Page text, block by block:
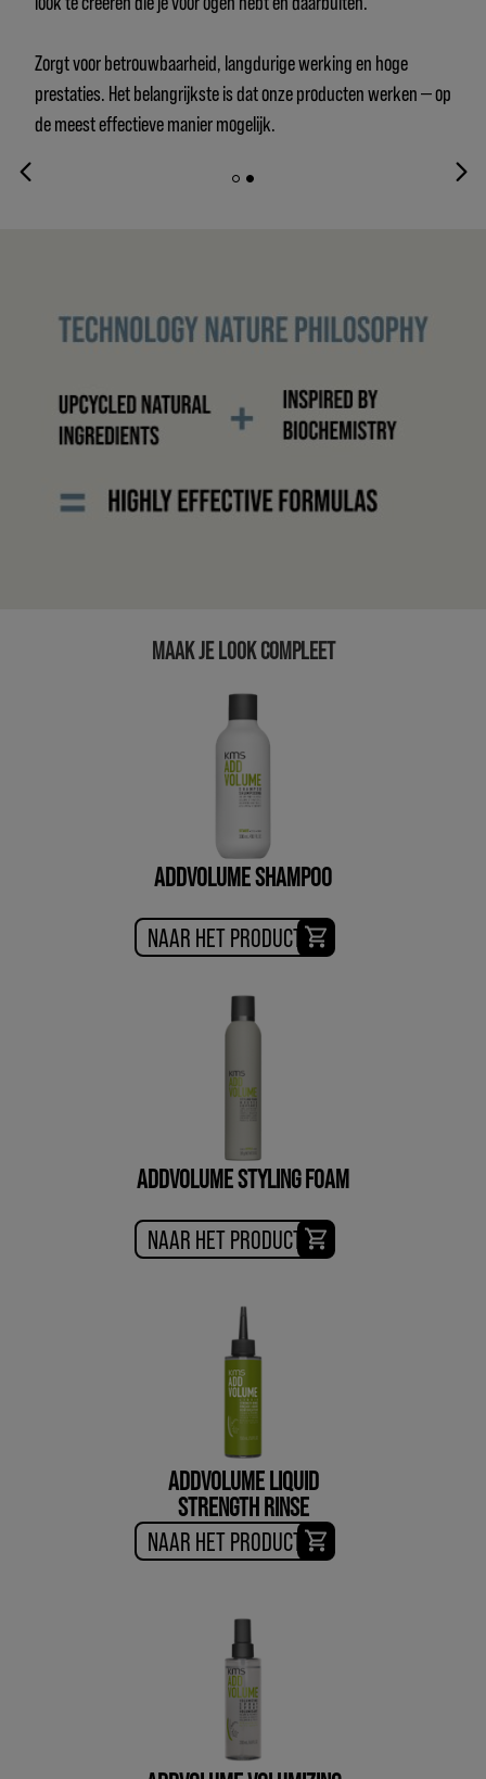
Zorgt voor betrouwbaarheid, langdurige werking en hoge
prestaties. Het belangrijkste is dat onze producten werken — op
de meest effectieve manier mogelijk.
MAAK JE LOOK COMPLEET
ADDVOLUME SHAMPOO
NAAR HET PRODUCT
ADDVOLUME STYLING FOAM
NAAR HET PRODUCT
ADDVOLUME LIQUID
STRENGTH RINSE
NAAR HET PRODUCT